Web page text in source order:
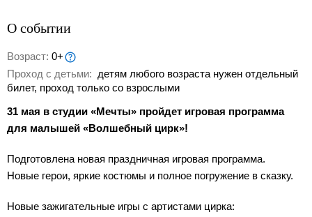
О событии
Возраст: 0+
Проход с детьми: детям любого возраста нужен отдельный
билет, проход только со взрослыми
31 мая в студии «Мечты» пройдет игровая программа
для малышей «Волшебный цирк»!
Подготовлена новая праздничная игровая программа.
Новые герои, яркие костюмы и полное погружение в сказку.
Новые зажигательные игры с артистами цирка: